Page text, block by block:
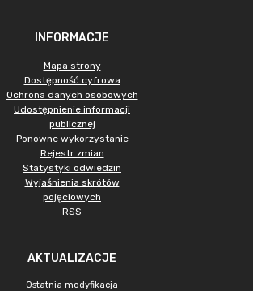
INFORMACJE
Mapa strony
Dostępność cyfrowa
Ochrona danych osobowych
Udostępnienie informacji
publicznej
Ponowne wykorzystanie
Rejestr zmian
Statystyki odwiedzin
Wyjaśnienia skrótów
pojęciowych
RSS
AKTUALIZACJE
Ostatnia modyfikacja